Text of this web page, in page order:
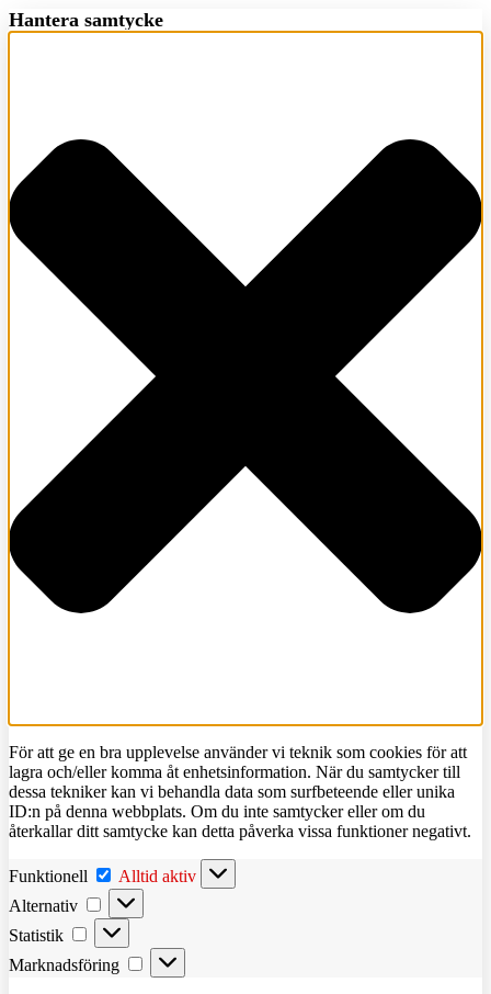
Hantera samtycke
För att ge en bra upplevelse använder vi teknik som cookies för att
lagra och/eller komma åt enhetsinformation. När du samtycker till
dessa tekniker kan vi behandla data som surfbeteende eller unika
ID:n på denna webbplats. Om du inte samtycker eller om du
återkallar ditt samtycke kan detta påverka vissa funktioner negativt.
Funktionell Funktionell
Alltid aktiv
Alternativ
Alternativ
Statistik Statistik
Marknadsföring Marknadsföring